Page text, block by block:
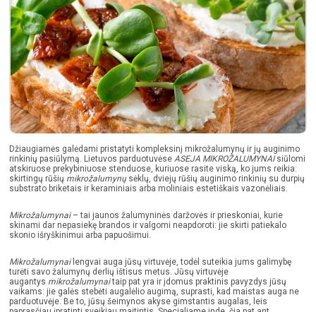
Džiaugiamės galėdami pristatyti kompleksinį mikrožalumynų ir jų auginimo
rinkinių pasiūlymą. Lietuvos parduotuvėse ASEJA MIKROŽALUMYNAIsiūlomi
atskiruose prekybiniuose stenduose, kuriuose rasite viską, ko jums reikia:
skirtingų rūšių mikrožalumynųsėklų, dviejų rūšių auginimo rinkinių su durpių
substrato briketais ir keraminiais arba moliniais estetiškais vazonėliais.
Mikrožalumynai– tai jaunos žalumyninės daržovės ir prieskoniai, kurie
skinami dar nepasiekę brandos ir valgomi neapdoroti: jie skirti patiekalo
skonio išryškinimui arba papuošimui.
Mikrožalumynailengvai auga jūsų virtuvėje, todėl suteikia jums galimybę
turėti savo žalumynų derlių ištisus metus. Jūsų virtuvėje
augantys mikrožalumynaitaip pat yra ir įdomus praktinis pavyzdys jūsų
vaikams: jie galės stebėti augalėlio augimą, suprasti, kad maistas auga ne
parduotuvėje. Be to, jūsų šeimynos akyse gimstantis augalas, leis